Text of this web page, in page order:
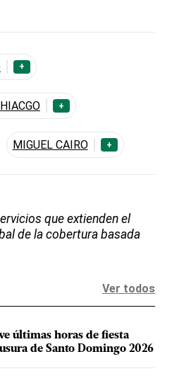
+
+
MIGUEL CAIRO +
que extienden el
de la cobertura basada
Ver todos
últimas horas de fiesta
de Santo Domingo 2026